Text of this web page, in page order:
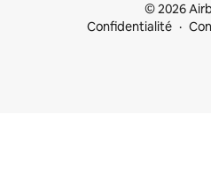
© 2026
Confidentialité